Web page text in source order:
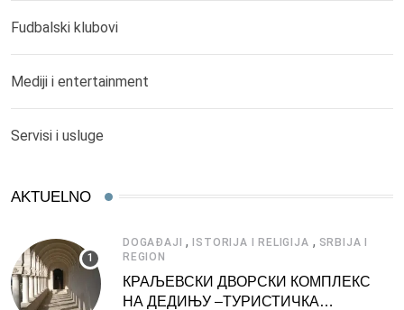
Fudbalski klubovi
Mediji i entertainment
Servisi i usluge
AKTUELNO
DOGAĐAJI , ISTORIJA I RELIGIJA , SRBIJA I
REGION
КРАЉЕВСКИ ДВОРСКИ КОМПЛЕКС
НА ДЕДИЊУ –ТУРИСТИЧКА